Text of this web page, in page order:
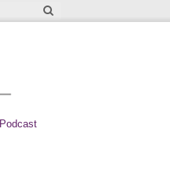
Podcast